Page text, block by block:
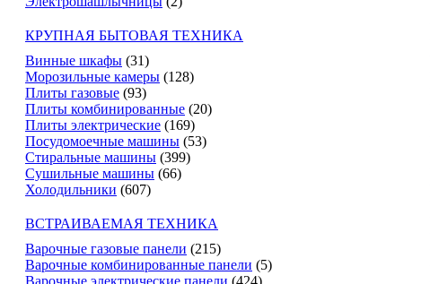
КРУПНАЯ БЫТОВАЯ ТЕХНИКА
Винные шкафы (31)
Морозильные камеры (128)
Плиты газовые (93)
Плиты комбинированные (20)
Плиты электрические (169)
Посудомоечные машины (53)
Стиральные машины (399)
Сушильные машины (66)
Холодильники (607)
ВСТРАИВАЕМАЯ ТЕХНИКА
Варочные газовые панели (215)
Варочные комбинированные панели (5)
Варочные электрические панели (424)